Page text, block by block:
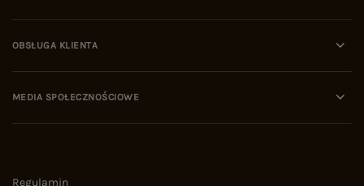
OBSŁUGA KLIENTA
MEDIA SPOŁECZNOŚCIOWE
Regulamin